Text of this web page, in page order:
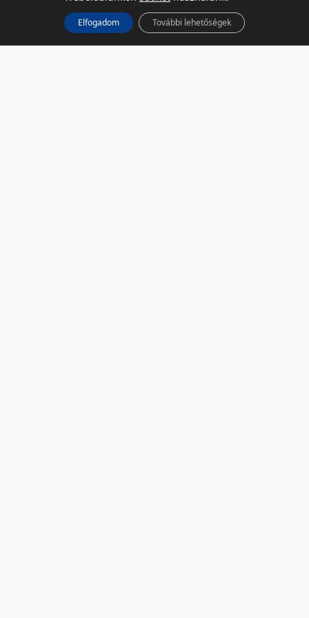
Elfogadom További lehetőségek